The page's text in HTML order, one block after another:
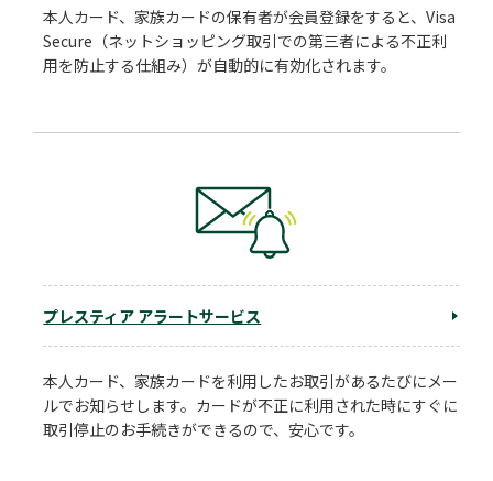
本人カード、家族カードの保有者が会員登録をすると、Visa
Secure（ネットショッピング取引での第三者による不正利
用を防止する仕組み）が自動的に有効化されます。
プレスティア アラートサービス
本人カード、家族カードを利用したお取引があるたびにメー
ルでお知らせします。カードが不正に利用された時にすぐに
取引停止のお手続きができるので、安心です。